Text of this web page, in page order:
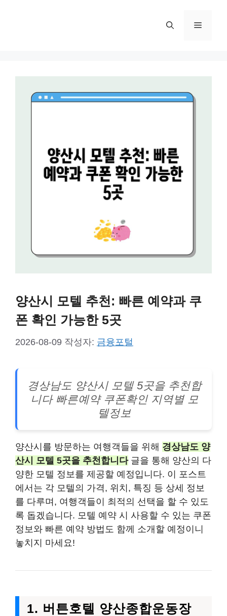
메
양산시 모텔 추천: 빠른 예약과 쿠
폰 확인 가능한 5곳
2026-08-09 작성자: 금융포털
경상남도 양산시 모텔 5곳을 추천합
니다 빠른예약 쿠폰확인 지역별 모
텔정보
양산시를 방문하는 여행객들을 위해 경상남도 양
산시 모텔 5곳을 추천합니다글을 통해 양산의 다
양한 모텔 정보를 제공할 예정입니다. 이 포스트
에서는 각 모텔의 가격, 위치, 특징 등 상세 정보
를 다루며, 여행객들이 최적의 선택을 할 수 있도
록 돕겠습니다. 모텔 예약 시 사용할 수 있는 쿠폰
정보와 빠른 예약 방법도 함께 소개할 예정이니
놓치지 마세요!
1. 버튼호텔 양산종합운동장